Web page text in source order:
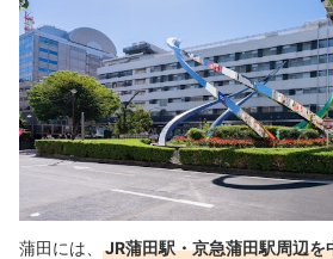
パーソナルジムってどのくらい通えばいい？
蒲田には、
JR蒲田駅・京急蒲田駅周辺